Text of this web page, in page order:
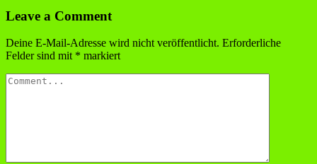
Leave a Comment
Deine E-Mail-Adresse wird nicht veröffentlicht. Erforderliche
Felder sind mit * markiert